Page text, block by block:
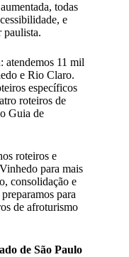
todas
e
paulista.
atendemos 11 mil
e Rio Claro.
específicos
roteiros de
Guia de
roteiros e
para mais
consolidação e
para
de afroturismo
de São Paulo